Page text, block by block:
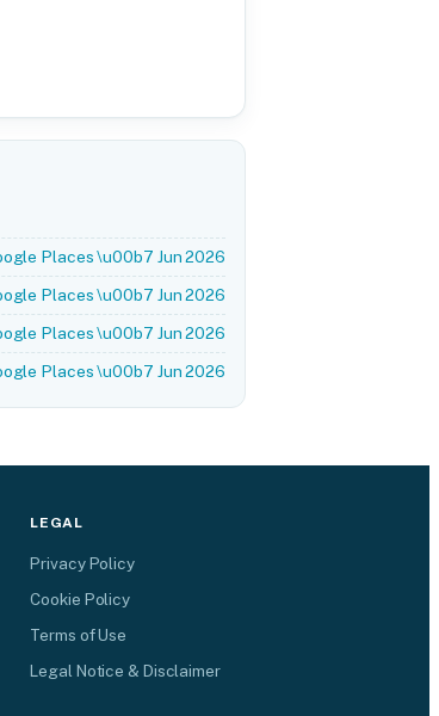
Places \u00b7 Jun 2026
Places \u00b7 Jun 2026
Places \u00b7 Jun 2026
Places \u00b7 Jun 2026
LEGAL
Privacy Policy
Cookie Policy
Terms of Use
Legal Notice & Disclaimer